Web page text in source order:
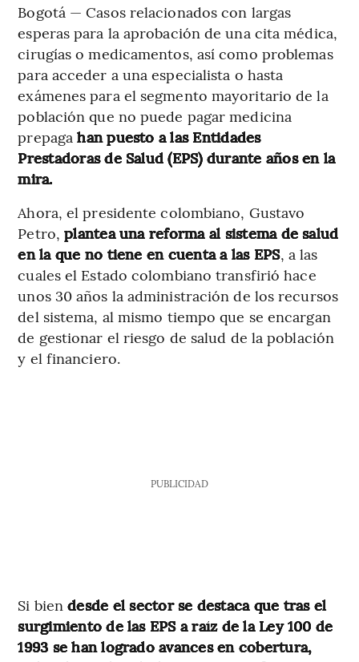
Bogotá — Casos relacionados con largas
esperas para la aprobación de una cita médica,
cirugías o medicamentos, así como problemas
para acceder a una especialista o hasta
exámenes para el segmento mayoritario de la
población que no puede pagar medicina
prepaga han puesto a las Entidades
Prestadoras de Salud (EPS) durante años en la
mira.
Ahora, el presidente colombiano, Gustavo
Petro,plantea una reforma al sistema de salud
en la que no tiene en cuenta a las EPS, a las
cuales el Estado colombiano transfirió hace
unos 30 años la administración de los recursos
del sistema, al mismo tiempo que se encargan
de gestionar el riesgo de salud de la población
y el financiero.
PUBLICIDAD
Si biendesde el sector se destaca que tras el
surgimiento de las EPS a raíz de la Ley 100 de
1993 se han logrado avances en cobertura,